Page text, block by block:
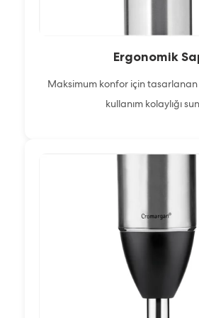
Ergonomik
Maksimum konfor için
kullanım kolaylığı